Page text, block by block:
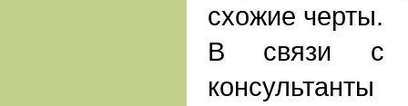
схожие черты.
В связи с